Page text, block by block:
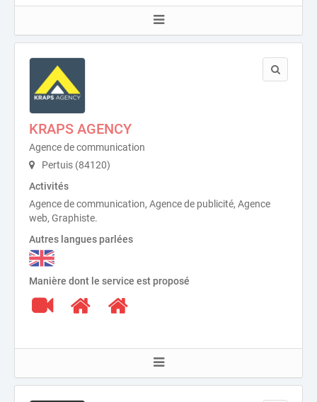
KRAPS AGENCY
Agence de communication
Pertuis (84120)
Activités
Agence de communication, Agence de publicité, Agence
web, Graphiste.
Autres langues parlées
Manière dont le service est proposé